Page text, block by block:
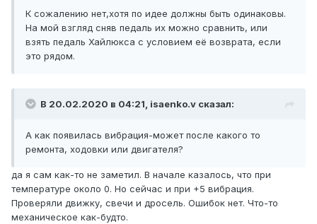
К сожалению нет,хотя по идее должны быть одинаковы.
На мой взгляд сняв педаль их можно сравнить, или
взять педаль Хайлюкса с условием её возврата, если
это рядом.
В 20.02.2020 в 04:21, isaenko.v сказал:
А как появилась вибрация-может после какого то
ремонта, ходовки или двигателя?
да я сам как-то не заметил. В начале казалось, что при
температуре около 0. Но сейчас и при +5 вибрация.
Проверяли движку, свечи и дросель. Ошибок нет. Что-то
механическое как-будто.